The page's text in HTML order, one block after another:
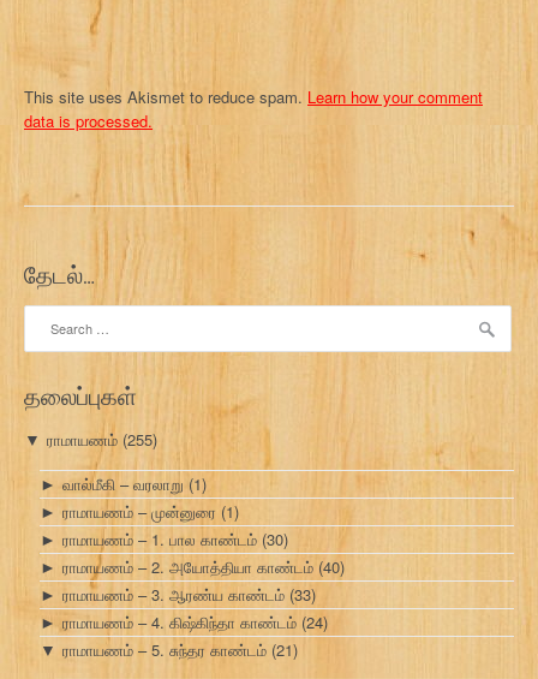
This site uses Akismet to reduce spam. Learn how your comment
data is processed.
தேடல்…
தலைப்புகள்
▼ ராமாயணம் (255)
► வால்மீகி – வரலாறு (1)
► ராமாயணம் – முன்னுரை (1)
► ராமாயணம் – 1. பால காண்டம் (30)
► ராமாயணம் – 2. அயோத்தியா காண்டம் (40)
► ராமாயணம் – 3. ஆரண்ய காண்டம் (33)
► ராமாயணம் – 4. கிஷ்கிந்தா காண்டம் (24)
▼ ராமாயணம் – 5. சுந்தர காண்டம் (21)